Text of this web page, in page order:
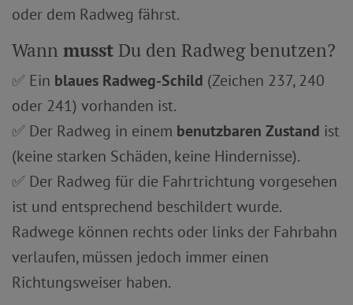
oder dem Radweg fährst.
Wann musst Du den Radweg benutzen?
✅ Ein blaues Radweg-Schild (Zeichen 237, 240
oder 241) vorhanden ist.
✅ Der Radweg in einem benutzbaren Zustand ist
(keine starken Schäden, keine Hindernisse).
✅ Der Radweg für die Fahrtrichtung vorgesehen
ist und entsprechend beschildert wurde.
Radwege können rechts oder links der Fahrbahn
verlaufen, müssen jedoch immer einen
Richtungsweiser haben.